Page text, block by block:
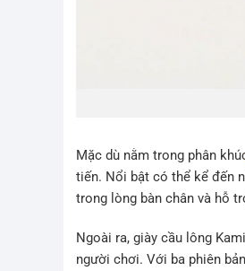
Mặc dù nằm trong phân
tiến. Nổi bật có thể kể đến
trong lòng bàn chân và hỗ
Ngoài ra, giày cầu lông
người chơi. Với ba phiên